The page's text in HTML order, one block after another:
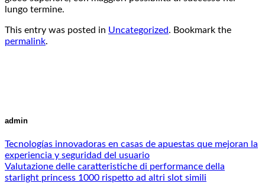
lungo termine.
This entry was posted in Uncategorized. Bookmark the
permalink.
admin
Tecnologías innovadoras en casas de apuestas que mejoran la
experiencia y seguridad del usuario
Valutazione delle caratteristiche di performance della
starlight princess 1000 rispetto ad altri slot simili